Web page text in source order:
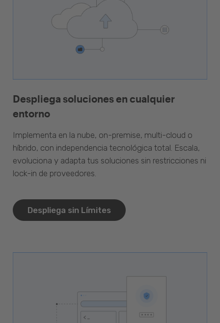
Despliega soluciones en cualquier
entorno
Implementa en la nube, on-premise, multi-cloud o
híbrido, con independencia tecnológica total. Escala,
evoluciona y adapta tus soluciones sin restricciones ni
lock-in de proveedores.
Despliega sin Límites